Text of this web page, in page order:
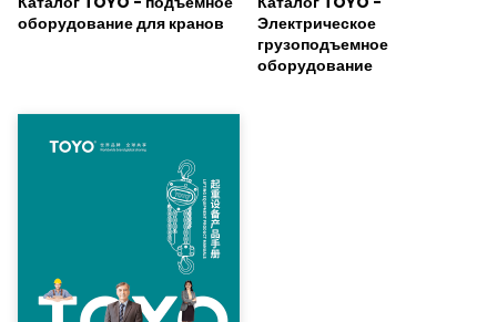
оборудование для кранов
Электрическое
грузоподъемное
оборудование